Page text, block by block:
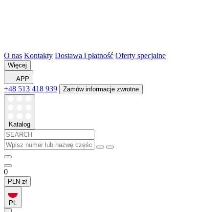
O nas Kontakty Dostawa i płatność Oferty specjalne
Więcej
APP
+48 513 418 939 Zamów informacje zwrotne
Katalog
0
PLN zł
PL